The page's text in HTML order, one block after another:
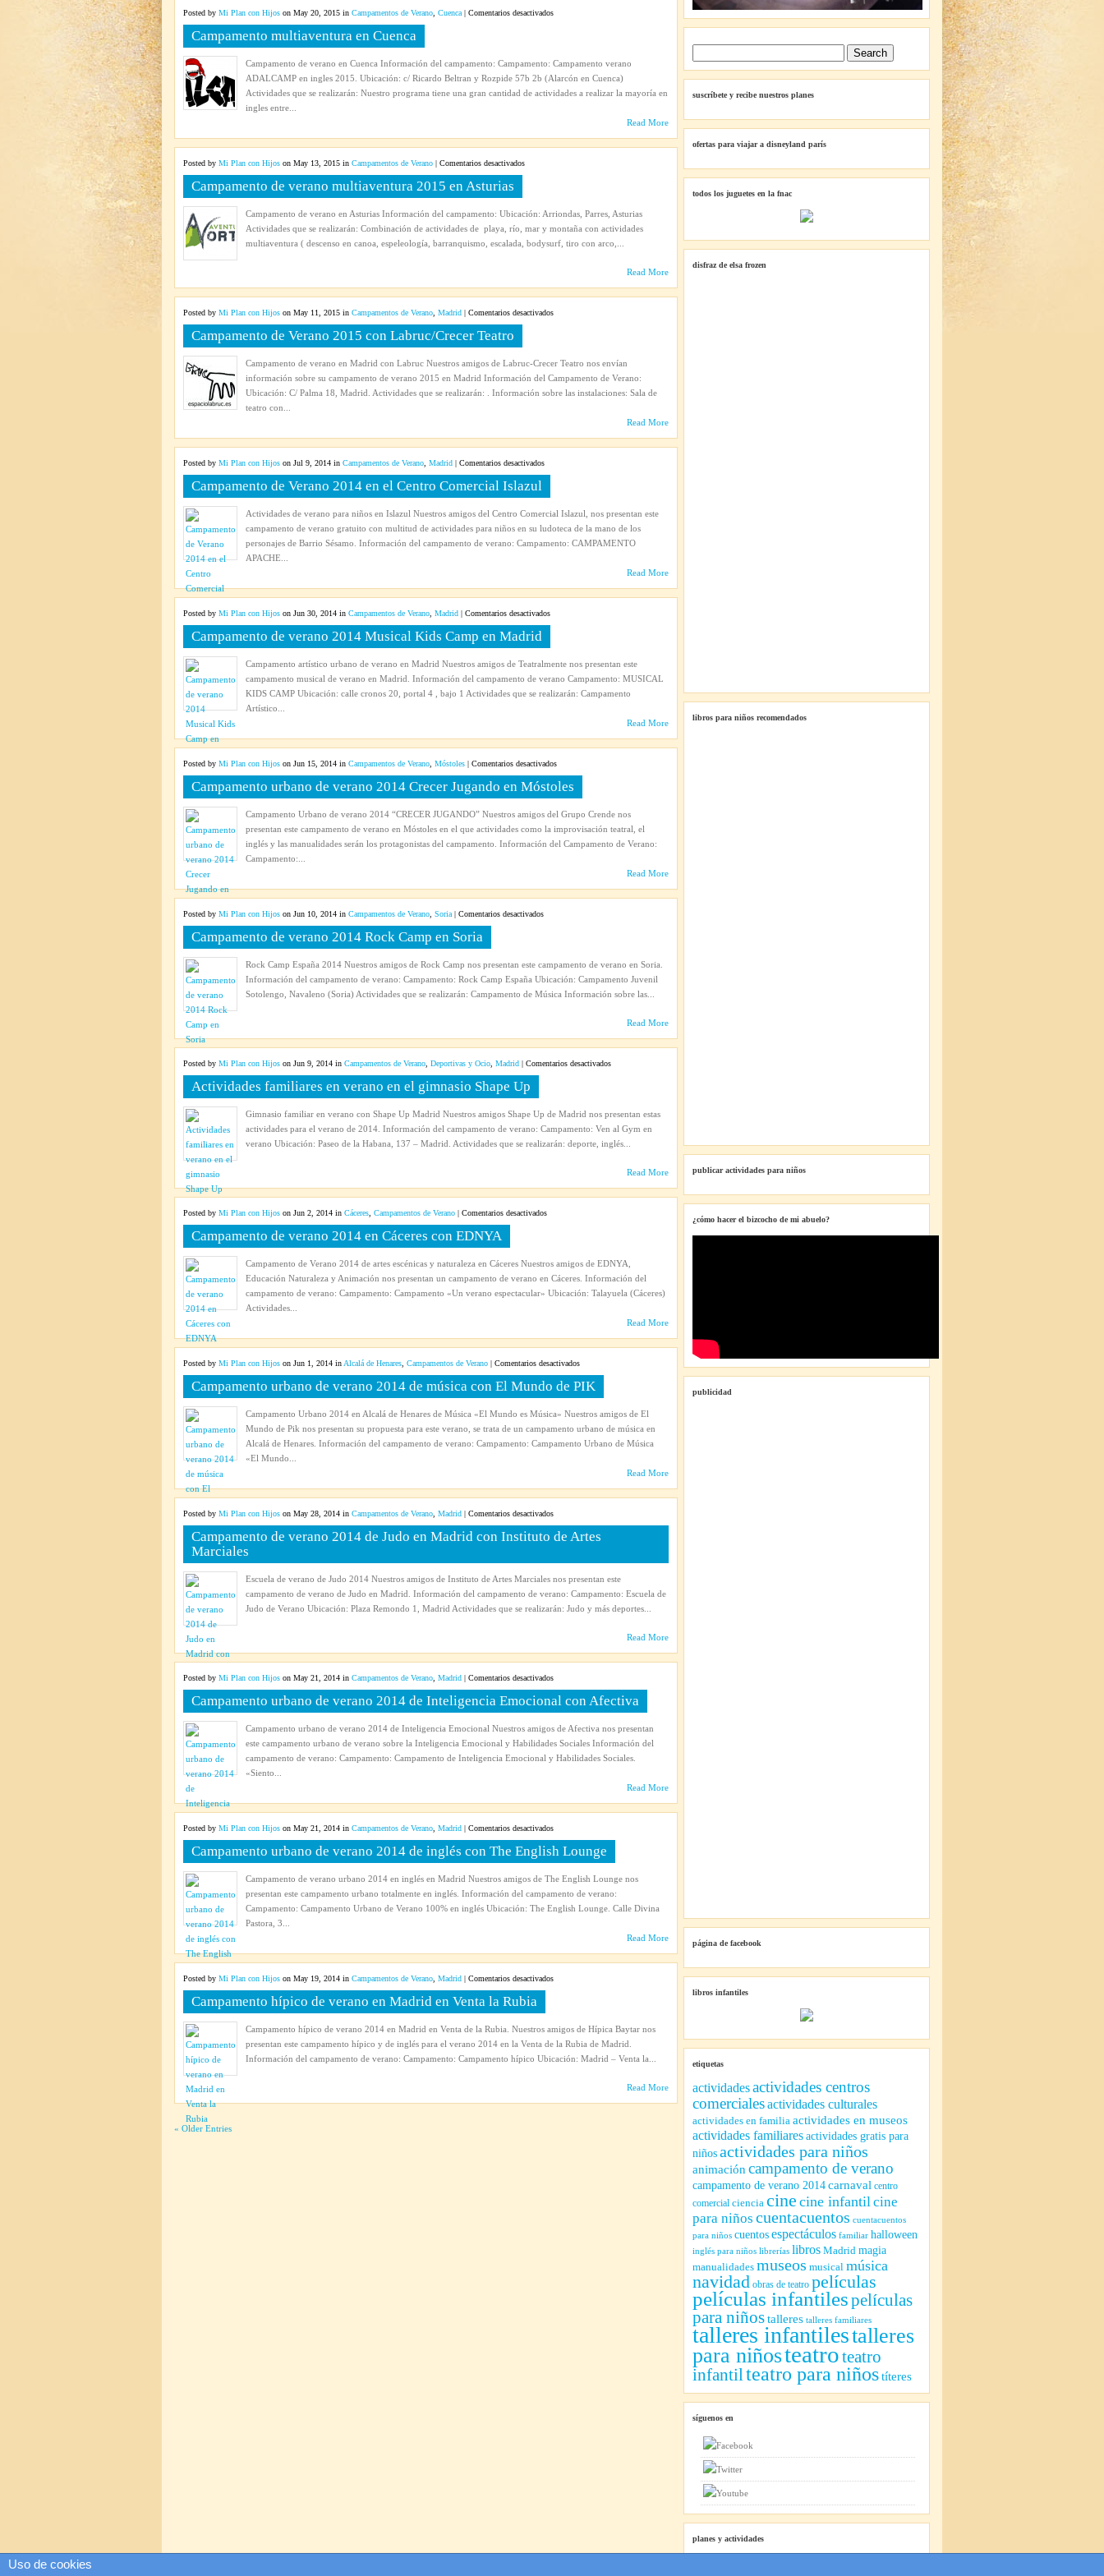
Posted by Mi Plan con Hijos on May 20, 2015 in Campamentos de Verano Cuenca | Comentarios desactivadosen
Cuenca
Campamento multiaventura en Cuenca
Campamento de verano en Cuenca Información del campamento: Campamento: Campamento verano
ADALCAMP en ingles 2015. Ubicación: c/ Ricardo Beltran y Rozpide 57b 2b (Alarcón en Cuenca)
Actividades que se realizarán: Nuestro programa tiene una gran cantidad de actividades a realizar la mayoría en
ingles entre...
Read More
Posted by Mi Plan con Hijos on May 13, 2015 in Campamentos de Verano | Comentarios desactivadosen
Campamento de verano multiaventura 2015 en Asturias
Campamento de verano en Asturias Información del campamento: Ubicación: Arriondas, Parres, Asturias
Actividades que se realizarán: Combinación de actividades de playa, río, mar y montaña con actividades
multiaventura ( descenso en canoa, espeleología, barranquismo, escalada, bodysurf, tiro con arco,...
Read More
Posted by Mi Plan con Hijos on May 11, 2015 in Campamentos de Verano Madrid | Comentarios desactivadosen
Campamento de Verano 2015 con Labruc/Crecer Teatro
Campamento de verano en Madrid con Labruc Nuestros amigos de Labruc-Crecer Teatro nos envían
información sobre su campamento de verano 2015 en Madrid Información del Campamento de Verano:
Ubicación: C/ Palma 18, Madrid. Actividades que se realizarán: . Información sobre las instalaciones: Sala de
teatro con...
Read More
Posted by Mi Plan con Hijos on Jul 9, 2014 in Campamentos de Verano Madrid | Comentarios desactivadosen
Campamento
Campamento de Verano 2014 en el Centro Comercial Islazul
Actividades de verano para niños en Islazul Nuestros amigos del Centro Comercial Islazul, nos presentan este
campamento de verano gratuito con multitud de actividades para niños en su ludoteca de la mano de los
personajes de Barrio Sésamo. Información del campamento de verano: Campamento: CAMPAMENTO
APACHE...
Read More
Posted by Mi Plan con Hijos on Jun 30, 2014 in Campamentos de Verano Madrid | Comentarios desactivadosen
Campamento
Campamento de verano 2014 Musical Kids Camp en Madrid
Campamento artístico urbano de verano en Madrid Nuestros amigos de Teatralmente nos presentan este
campamento musical de verano en Madrid. Información del campamento de verano Campamento: MUSICAL
KIDS CAMP Ubicación: calle cronos 20, portal 4 , bajo 1 Actividades que se realizarán: Campamento
Artístico...
Read More
Posted by Mi Plan con Hijos on Jun 15, 2014 in Campamentos de Verano Móstoles | Comentarios desactivadosen
Campamento
urbano
verano
2014
Campamento urbano de verano 2014 Crecer Jugando en Móstoles
Campamento Urbano de verano 2014 “CRECER JUGANDO” Nuestros amigos del Grupo Crende nos
presentan este campamento de verano en Móstoles en el que actividades como la improvisación teatral, el
inglés y las manualidades serán los protagonistas del campamento. Información del Campamento de Verano:
Campamento:...
Read More
Posted by Mi Plan con Hijos on Jun 10, 2014 in Campamentos de Verano Soria | Comentarios desactivadosen
2014
Campamento de verano 2014 Rock Camp en Soria
Rock Camp España 2014 Nuestros amigos de Rock Camp nos presentan este campamento de verano en Soria.
Información del campamento de verano: Campamento: Rock Camp España Ubicación: Campamento Juvenil
Sotolengo, Navaleno (Soria) Actividades que se realizarán: Campamento de Música Información sobre las...
Read More
Posted by Mi Plan con Hijos on Jun 9, 2014 in Campamentos de Verano Deportivas y Ocio Madrid | Comentarios desactivadosen
el
Up
Actividades familiares en verano en el gimnasio Shape Up
Gimnasio familiar en verano con Shape Up Madrid Nuestros amigos Shape Up de Madrid nos presentan estas
actividades para el verano de 2014. Información del campamento de verano: Campamento: Ven al Gym en
verano Ubicación: Paseo de la Habana, 137 – Madrid. Actividades que se realizarán: deporte, inglés...
Read More
Posted by Mi Plan con Hijos on Jun 2, 2014 in Cáceres Campamentos de Verano | Comentarios desactivadosen
Campamento de verano 2014 en Cáceres con EDNYA
Campamento de Verano 2014 de artes escénicas y naturaleza en Cáceres Nuestros amigos de EDNYA,
Educación Naturaleza y Animación nos presentan un campamento de verano en Cáceres. Información del
campamento de verano: Campamento: Campamento «Un verano espectacular» Ubicación: Talayuela (Cáceres)
Actividades...
Read More
Posted by Mi Plan con Hijos on Jun 1, 2014 in Alcalá de Henares Campamentos de Verano | Comentarios desactivadosen
Campamento
urbano
de
PIK
Campamento urbano de verano 2014 de música con El Mundo de PIK
Campamento Urbano 2014 en Alcalá de Henares de Música «El Mundo es Música» Nuestros amigos de El
Mundo de Pik nos presentan su propuesta para este verano, se trata de un campamento urbano de música en
Alcalá de Henares. Información del campamento de verano: Campamento: Campamento Urbano de Música
«El Mundo...
Read More
Posted by Mi Plan con Hijos on May 28, 2014 in Campamentos de Verano Madrid | Comentarios desactivadosen
Campamento
de
Instituto
de
Artes
Marciales
Campamento de verano 2014 de Judo en Madrid con Instituto de Artes
Marciales
Escuela de verano de Judo 2014 Nuestros amigos de Instituto de Artes Marciales nos presentan este
campamento de verano de Judo en Madrid. Información del campamento de verano: Campamento: Escuela de
Judo de Verano Ubicación: Plaza Remondo 1, Madrid Actividades que se realizarán: Judo y más deportes...
Read More
Posted by Mi Plan con Hijos on May 21, 2014 in Campamentos de Verano Madrid | Comentarios desactivadosen
Campamento
urbano
Campamento urbano de verano 2014 de Inteligencia Emocional con Afectiva
Campamento urbano de verano 2014 de Inteligencia Emocional Nuestros amigos de Afectiva nos presentan
este campamento urbano de verano sobre la Inteligencia Emocional y Habilidades Sociales Información del
campamento de verano: Campamento: Campamento de Inteligencia Emocional y Habilidades Sociales.
«Siento...
Read More
Posted by Mi Plan con Hijos on May 21, 2014 in Campamentos de Verano Madrid | Comentarios desactivadosen
Campamento
urbano
verano
de
Campamento urbano de verano 2014 de inglés con The English Lounge
Campamento de verano urbano 2014 en inglés en Madrid Nuestros amigos de The English Lounge nos
presentan este campamento urbano totalmente en inglés. Información del campamento de verano:
Campamento: Campamento Urbano de Verano 100% en inglés Ubicación: The English Lounge. Calle Divina
Pastora, 3...
Read More
Posted by Mi Plan con Hijos on May 19, 2014 in Campamentos de Verano Madrid | Comentarios desactivadosen
verano
Campamento hípico de verano en Madrid en Venta la Rubia
Campamento hípico de verano 2014 en Madrid en Venta de la Rubia. Nuestros amigos de Hípica Baytar nos
presentan este campamento hípico y de inglés para el verano 2014 en la Venta de la Rubia de Madrid.
Información del campamento de verano: Campamento: Campamento hípico Ubicación: Madrid – Venta la...
Read More
« Older Entries
suscríbete y recibe nuestros planes
ofertas para viajar a disneyland parís
todos los juguetes en la fnac
disfraz de elsa frozen
libros para niños recomendados
publicar actividades para niños
¿cómo hacer el bizcocho de mi abuelo?
publicidad
página de facebook
libros infantiles
etiquetas
actividadesactividades centros
comercialesactividades culturales
actividades en familia actividades en museos
actividades familiaresactividades gratis para
niñosactividades para niños
animación campamento de verano
campamento de verano 2014carnaval centro
comercial ciencia cine cine infantilcine
para niños cuentacuentos cuentacuentos
para niños cuentosespectáculos familiar halloween
inglés para niños librerías libros Madrid magia
manualidades museos musical música
navidad obras de teatro películas
películas infantilespelículas
para niñostalleres talleres familiares
talleres infantilestalleres
para niñosteatroteatro
infantilteatro para niñostíteres
síguenos en
planes y actividades
Uso de cookies